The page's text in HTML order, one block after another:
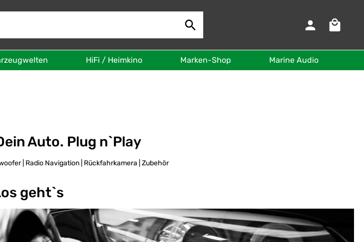
HiFi / Heimkino Marken-Shop Marine Audio
Auto. Plug n`Play
| Radio Navigation | Rückfahrkamera | Zubehör
geht`s